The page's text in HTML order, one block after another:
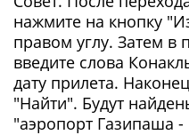
нажмите на кнопку
правом углу. Затем в
введите слова
дату прилета.
"Найти". Будут
"аэропорт Газипаша